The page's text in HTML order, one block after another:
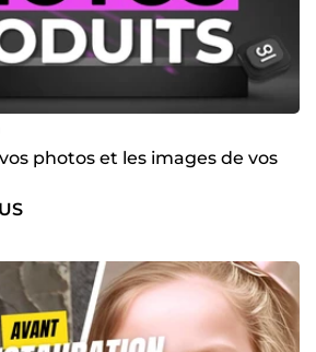
photos et les images de vos